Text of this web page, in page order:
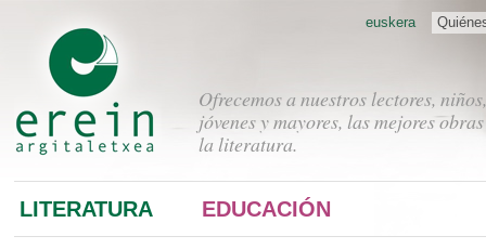
Ofrecemos a nuestros lectores, niños,
jóvenes y mayores, las mejores
la literatura.
euskera
LITERATURA EDUCACIÓN